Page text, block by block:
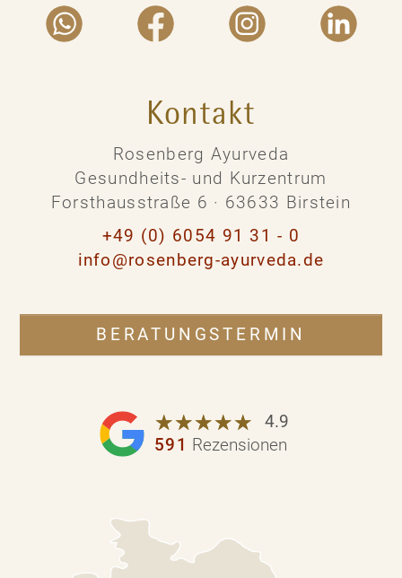
Kontakt
Rosenberg Ayurveda
Gesundheits- und Kurzentrum
Forsthausstraße 6 · 63633 Birstein
+49 (0) 6054 91 31 - 0
info@rosenberg-ayurveda.de
BERATUNGSTERMIN
☆☆☆☆☆
★★★★★
4.9
591 Rezensionen